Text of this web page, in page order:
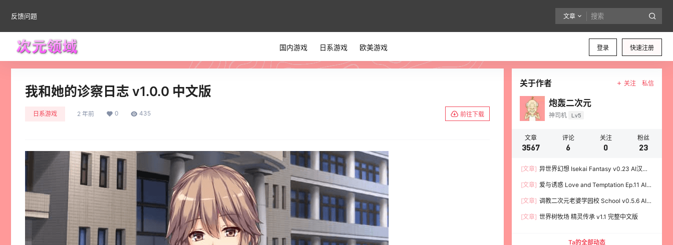
反馈问题 文章
登录 快速注册
国内游戏 日系游戏 欧美游戏
我和她的诊察日志 v1.0.0 中文版
日系游戏 2 年前 0 435 前往下载
关于作者 关注 私信
炮轰二次元
神司机 Lv5
文章
3567
评论
6
关注
0
粉丝
23
[文章] 异世界幻想 Isekai Fantasy v0.23 AI汉化
[文章] 爱与诱惑 Love and Temptation Ep.11 AI汉
[文章] 调教二次元老婆学园校 School v0.5.6 AI汉
[文章] 世界树牧场 精灵传承 v1.1 完整中文版
Ta的全部动态